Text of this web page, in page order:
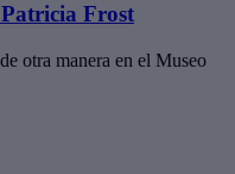
Frost
otra manera en el Museo